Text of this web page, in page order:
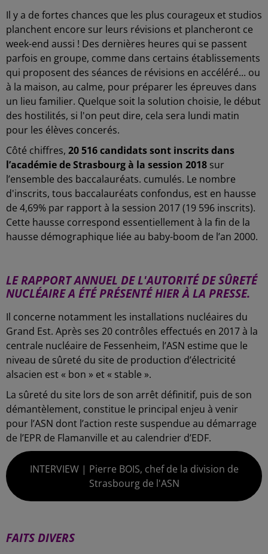
Il y a de fortes chances que les plus courageux et studios
planchent encore sur leurs révisions et plancheront ce
week-end aussi ! Des dernières heures qui se passent
parfois en groupe, comme dans certains établissements
qui proposent des séances de révisions en accéléré... ou
à la maison, au calme, pour préparer les épreuves dans
un lieu familier. Quelque soit la solution choisie, le début
des hostilités, si l'on peut dire, cela sera lundi matin
pour les élèves concerés.
Côté chiffres, 20 516 candidats sont inscrits dans
l’académie de Strasbourg à la session 2018 sur
l’ensemble des baccalauréats. cumulés. Le nombre
d'inscrits, tous baccalauréats confondus, est en hausse
de 4,69% par rapport à la session 2017 (19 596 inscrits).
Cette hausse correspond essentiellement à la fin de la
hausse démographique liée au baby-boom de l’an 2000.
LE RAPPORT ANNUEL DE L'AUTORITÉ DE SÛRETÉ
NUCLÉAIRE A ÉTÉ PRÉSENTÉ HIER À LA PRESSE.
Il concerne notamment les installations nucléaires du
Grand Est. Après ses 20 contrôles effectués en 2017 à la
centrale nucléaire de Fessenheim, l’ASN estime que le
niveau de sûreté du site de production d’électricité
alsacien est « bon » et « stable ».
La sûreté du site lors de son arrêt définitif, puis de son
démantèlement, constitue le principal enjeu à venir
pour l’ASN dont l’action reste suspendue au démarrage
de l’EPR de Flamanville et au calendrier d’EDF.
INTERVIEW | Pierre BOIS, chef de la division de
Strasbourg de l'ASN
FAITS DIVERS